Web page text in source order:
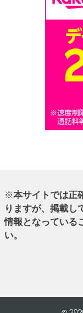
※本サイトでは正
りますが、掲載し
情報となっている
い。